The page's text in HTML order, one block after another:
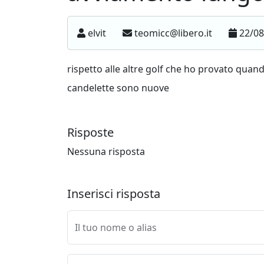
elvit teomicc@libero.it 22/
rispetto alle altre golf che ho provato
candelette sono nuove
Risposte
Nessuna risposta
Inserisci risposta
Il tuo nome o alias